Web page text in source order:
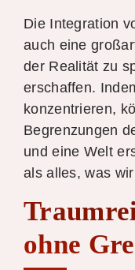
Die Integration
auch eine
der Realität zu
erschaffen.
konzentrieren,
Begrenzungen
und eine Welt
als alles, was
ohne